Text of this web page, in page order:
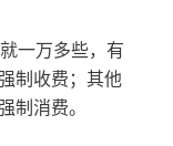
一万多些，有
制收费；其他
制消费。